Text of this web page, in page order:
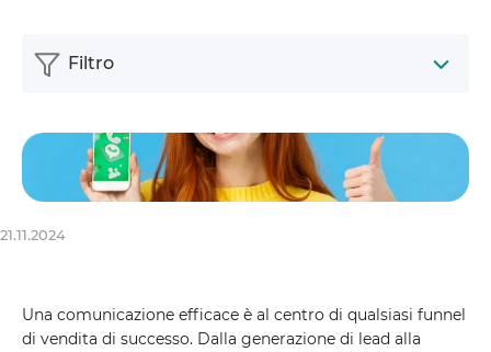
21.11.2024
Una comunicazione efficace è al centro di qualsiasi funnel
di vendita di successo. Dalla generazione di lead alla
Filtro